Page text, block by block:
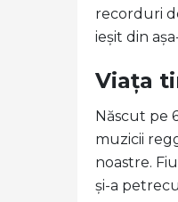
recorduri
ieșit din
Viața
Născut pe
muzicii
noastre.
și-a